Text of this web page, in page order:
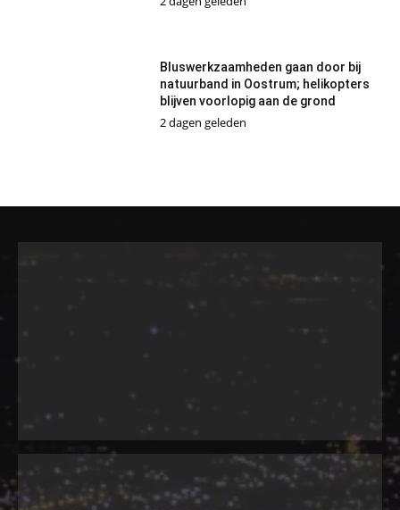
Bluswerkzaamheden gaan door bij
natuurband in Oostrum; helikopters
blijven voorlopig aan de grond
2 dagen geleden